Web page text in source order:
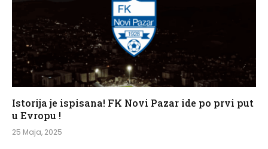
Istorija je ispisana! FK Novi Pazar ide po prvi put
u Evropu !
25 Maja, 2025